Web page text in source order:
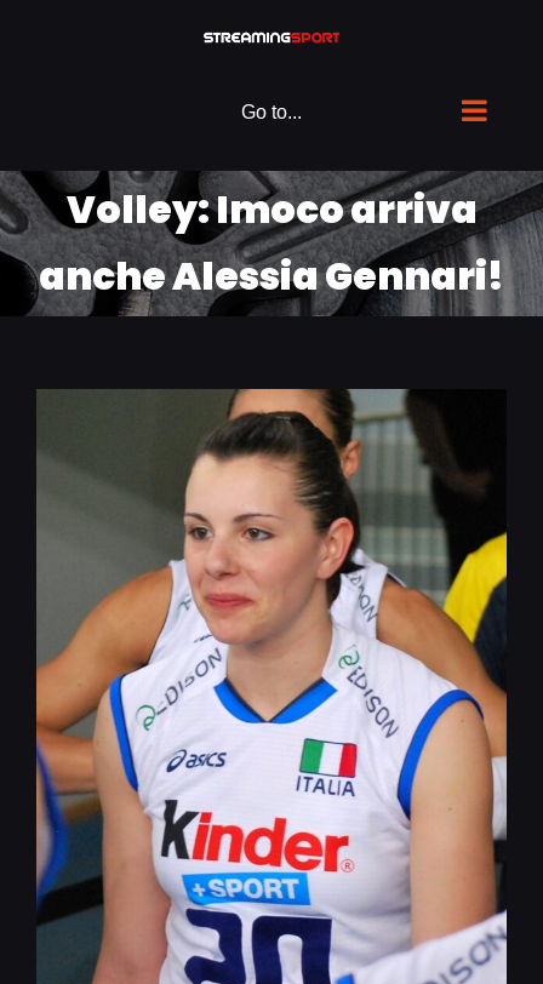
Go to...
Volley: Imoco arriva
anche Alessia Gennari!